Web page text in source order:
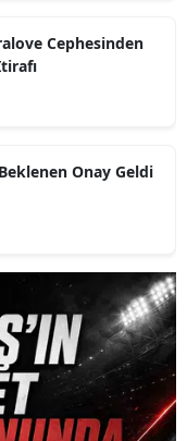
Cephesinden
Onay Geldi